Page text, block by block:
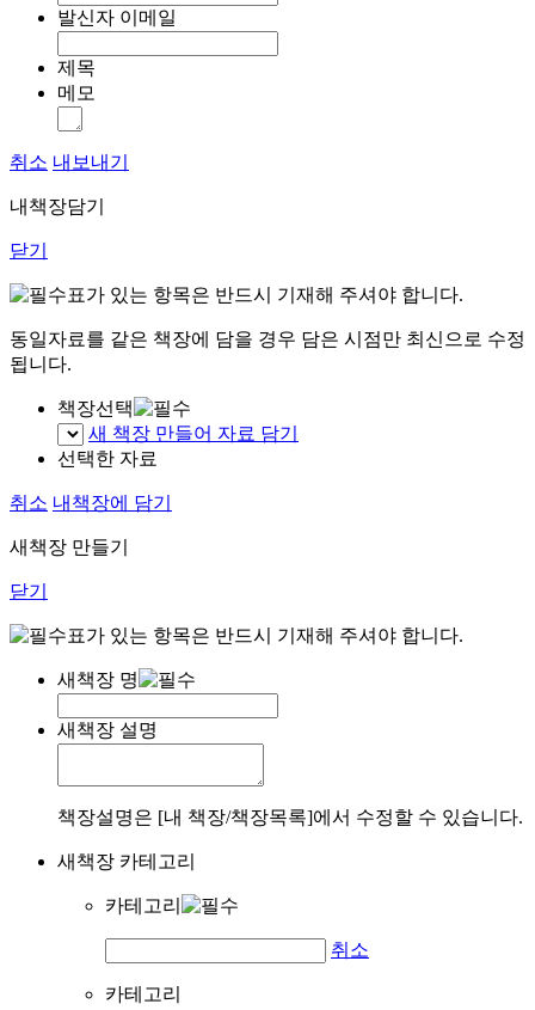
발신자 이메일
제목
메모
취소 내보내기
내책장담기
닫기
표가 있는 항목은 반드시 기재해 주셔야 합니다.
동일자료를 같은 책장에 담을 경우 담은 시점만 최신으로 수정
됩니다.
책장선택
새 책장 만들어 자료 담기
선택한 자료
취소 내책장에 담기
새책장 만들기
닫기
표가 있는 항목은 반드시 기재해 주셔야 합니다.
새책장 명
새책장 설명
책장설명은 [내 책장/책장목록]에서 수정할 수 있습니다.
새책장 카테고리
카테고리
취소
카테고리